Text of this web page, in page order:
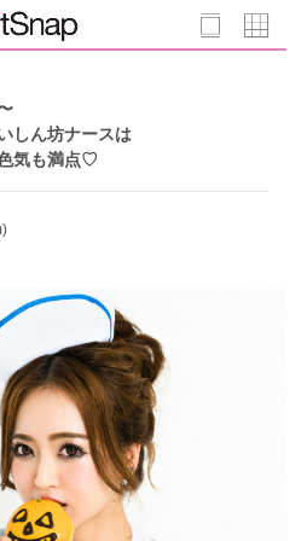
しん坊ナースは
気も満点♡